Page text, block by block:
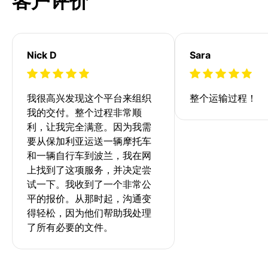
Nick D
我很高兴发现这个平台来组织
我的交付。整个过程非常顺
利，让我完全满意。因为我需
要从保加利亚运送一辆摩托车
和一辆自行车到波兰，我在网
上找到了这项服务，并决定尝
试一下。我收到了一个非常公
平的报价。从那时起，沟通变
得轻松，因为他们帮助我处理
了所有必要的文件。
Sara
整个运输过程！